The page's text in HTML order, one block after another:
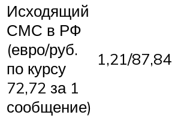
Исходящий
СМС в РФ
(евро/руб.
по курсу
72,72 за 1
сообщение)
1,21/87,84